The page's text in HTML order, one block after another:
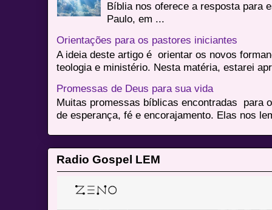
Bíblia nos oferece a resposta para
Paulo, em ...
Orientações para os pastores iniciantes
A ideia deste artigo é orientar os novos
teologia e ministério. Nesta matéria, estarei
Promessas de Deus para sua vida
Muitas promessas bíblicas encontradas para
de esperança, fé e encorajamento. Elas nos
Radio Gospel LEM